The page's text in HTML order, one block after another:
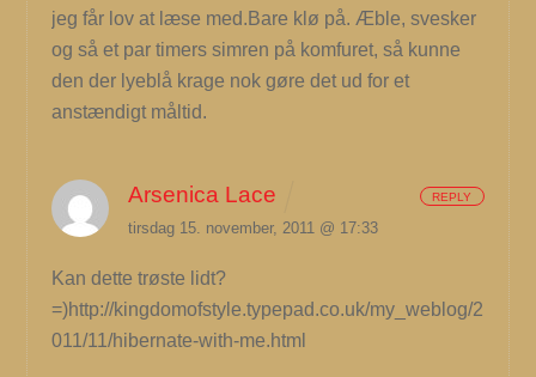
jeg får lov at læse med.Bare klø på. Æble, svesker
og så et par timers simren på komfuret, så kunne
den der lyeblå krage nok gøre det ud for et
anstændigt måltid.
Arsenica Lace
tirsdag 15. november, 2011 @ 17:33
Kan dette trøste lidt?
=)http://kingdomofstyle.typepad.co.uk/my_weblog/2
011/11/hibernate-with-me.html
REPLY